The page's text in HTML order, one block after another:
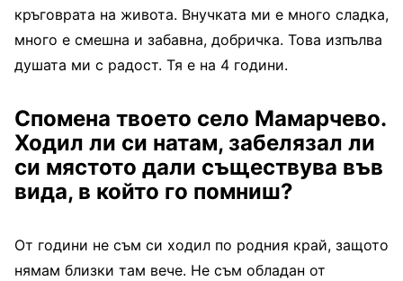
кръговрата на живота. Внучката ми е много сладка,
много е смешна и забавна, добричка. Това изпълва
душата ми с радост. Тя е на 4 години.
Спомена твоето село Мамарчево.
Ходил ли си натам, забелязал ли
си мястото дали съществува във
вида, в който го помниш?
От години не съм си ходил по родния край, защото
нямам близки там вече. Не съм обладан от